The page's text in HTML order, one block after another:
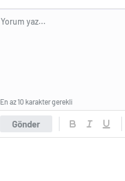
Gönder
En az 10 karakter gerekli